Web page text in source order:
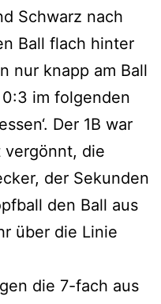
Schwarz nach
Ball flach hinter
nur knapp am Ball
im folgenden
Der 1B war
die
der Sekunden
den Ball aus
über die Linie
die 7-fach aus